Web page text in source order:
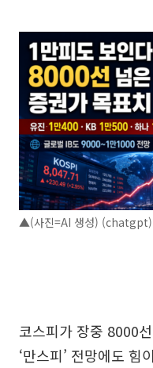
▲(사진=AI 생성) (chatgpt)
코스피가 장중 8000
‘만스피’ 전망에도 힘